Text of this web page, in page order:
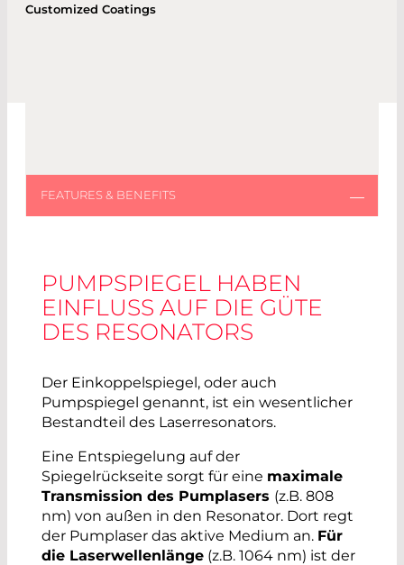
Customized Coatings
PUMPSPIEGEL HABEN
EINFLUSS AUF DIE GÜTE
DES RESONATORS
Der Einkoppelspiegel, oder auch
Pumpspiegel genannt, ist ein wesentlicher
Bestandteil des Laserresonators.
Eine Entspiegelung auf der
Spiegelrückseite sorgt für eine maximale
Transmission des Pumplasers (z.B. 808
nm) von außen in den Resonator. Dort regt
der Pumplaser das aktive Medium an. Für
die Laserwellenlänge (z.B. 1064 nm) ist der